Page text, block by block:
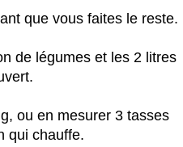
que vous faites le reste.
de légumes et les 2 litres
ou en mesurer 3 tasses
qui chauffe.